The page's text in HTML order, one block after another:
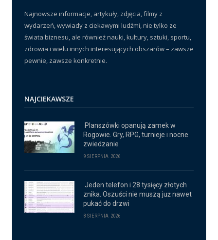
Najnowsze informacje, artykuły, zdjęcia, filmy z
wydarzeń, wywiady z ciekawymi ludźmi, nie tylko ze
świata biznesu, ale również nauki, kultury, sztuki, sportu,
zdrowia i wielu innych interesujących obszarów – zawsze
pewnie, zawsze konkretnie.
NAJCIEKAWSZE
Planszówki opanują zamek w
Rogowie. Gry, RPG, turnieje i nocne
zwiedzanie
9 SIERPNIA 2026
Jeden telefon i 28 tysięcy złotych
znika. Oszuści nie muszą już nawet
pukać do drzwi
8 SIERPNIA 2026